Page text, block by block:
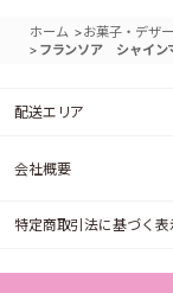
ホーム >お菓子・デザ
> フランソア シャイン
配送エリア
会社概要
特定商取引法に基づく表